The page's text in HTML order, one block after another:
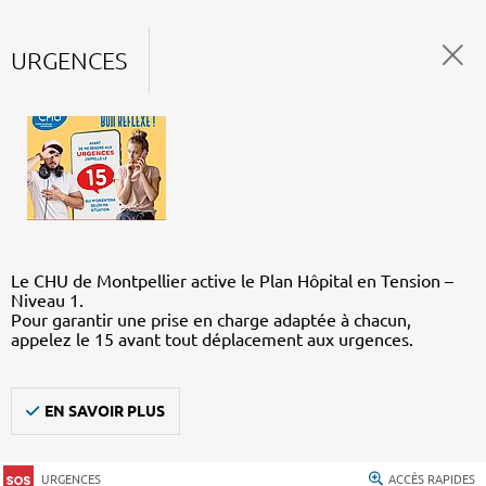
URGENCES
Le CHU de Montpellier active le Plan Hôpital en Tension –
Niveau 1.
Pour garantir une prise en charge adaptée à chacun,
appelez le 15 avant tout déplacement aux urgences.
EN SAVOIR PLUS
URGENCES ACCÈS RAPIDES